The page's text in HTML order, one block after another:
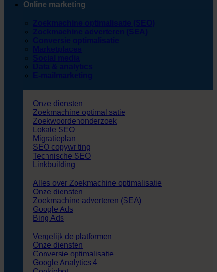
Online marketing
Zoekmachine optimalisatie (SEO)
Zoekmachine adverteren (SEA)
Conversie optimalisatie
Marketplaces
Social media
Data & analytics
E-mailmarketing
Onze diensten
Zoekmachine optimalisatie
Zoekwoordenonderzoek
Lokale SEO
Migratieplan
SEO copywriting
Technische SEO
Linkbuilding
Alles over Zoekmachine optimalisatie
Onze diensten
Zoekmachine adverteren (SEA)
Google Ads
Bing Ads
Vergelijk de platformen
Onze diensten
Conversie optimalisatie
Google Analytics 4